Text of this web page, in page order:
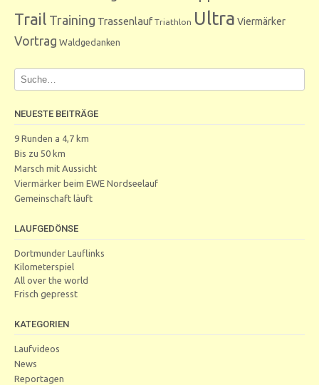
Trail Training Trassenlauf Triathlon Ultra Viermärker
Vortrag Waldgedanken
NEUESTE BEITRÄGE
9 Runden a 4,7 km
Bis zu 50 km
Marsch mit Aussicht
Viermärker beim EWE Nordseelauf
Gemeinschaft läuft
LAUFGEDÖNSE
Dortmunder Lauflinks
Kilometerspiel
All over the world
Frisch gepresst
KATEGORIEN
Laufvideos
News
Reportagen